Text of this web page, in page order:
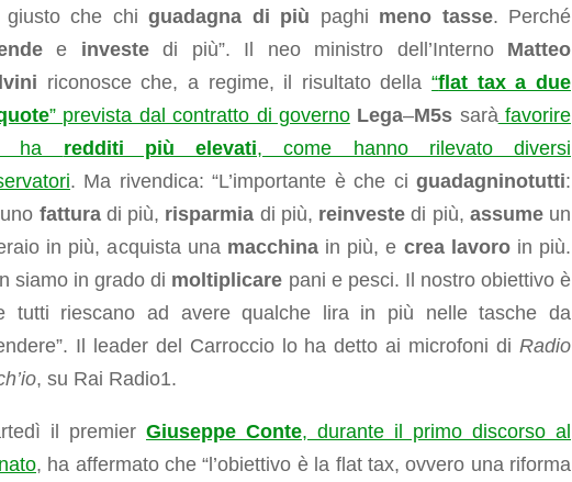
giusto che chi guadagna di più paghi meno tasse. Perché
e investedi più”. Il neo ministro dell’Interno Matteo
riconosce che, a regime, il risultato della“flat tax a due
” prevista dal contratto di governo Lega–M5s saràfavorire
ha redditi più elevati, come hanno rilevato diversi
. Ma rivendica: “L’importante è che ci guadagninotutti:
fatturadi più, risparmia di più, reinveste di più, assumeun
in più, acquista una macchinain più, e crea lavoroin più.
siamo in grado di moltiplicare pani e pesci. Il nostro obiettivo è
tutti riescano ad avere qualche lira in più nelle tasche da
Il leader del Carroccio lo ha detto ai microfoni di Radio
, su Rai Radio1.
il premier Giuseppe Conte, durante il primo discorso al
, ha affermato che “l’obiettivo è la flat tax, ovvero una riforma